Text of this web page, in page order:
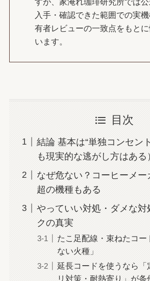
入手・確認できた範囲での実
有者レビューの一致点をもと
います。
目次
結論 基本は“単独コンセン
も現実的な逃がし方はある
なぜ危ない？コーヒーメー
超の機種もある
やっていい対処・ダメな対
クの真実
たこ足配線・束ねたコー
ない火種」
延長コードを使うなら「
リ対策・耐熱寄り」が条